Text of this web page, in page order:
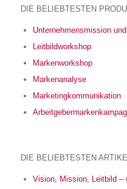
DIE BELIEBTESTEN
Unternehmensmission
Leitbildworkshop
Markenworkshop
Markenanalyse
Marketingkommunikation
DIE BELIEBTESTEN
Vision, Mission, Leitbild –